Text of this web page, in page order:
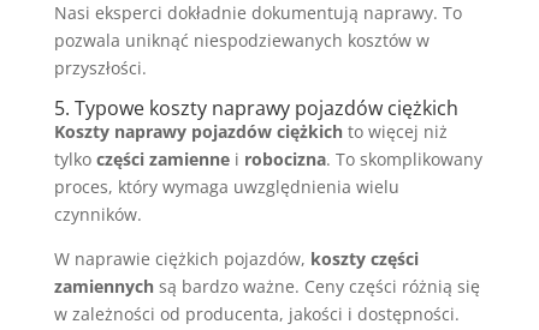
Nasi eksperci dokładnie dokumentują naprawy. To
pozwala uniknąć niespodziewanych kosztów w
przyszłości.
5. Typowe koszty naprawy pojazdów ciężkich
Koszty naprawy pojazdów ciężkichto więcej niż
tylko części zamiennei robocizna. To skomplikowany
proces, który wymaga uwzględnienia wielu
czynników.
W naprawie ciężkich pojazdów, koszty części
zamiennychsą bardzo ważne. Ceny części różnią się
w zależności od producenta, jakości i dostępności.